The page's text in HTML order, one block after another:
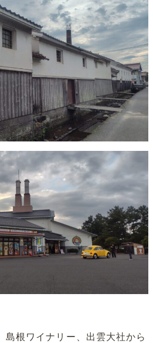
島根ワイナリー、出雲大社から